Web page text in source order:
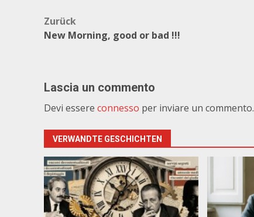
Beitragsnavigation
Zurück
New Morning, good or bad !!!
Lascia un commento
Devi essere connesso per inviare un commento.
VERWANDTE GESCHICHTEN